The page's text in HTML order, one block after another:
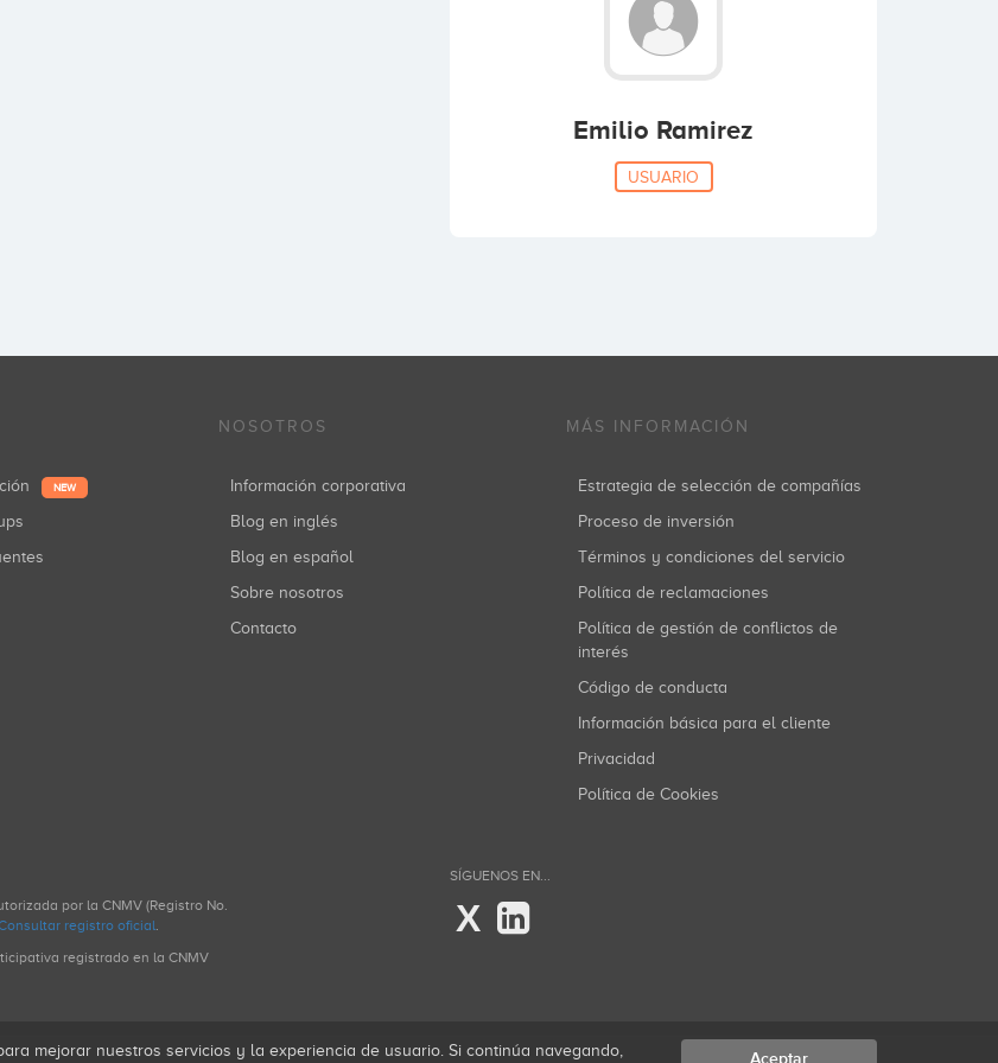
Emilio Ramirez
USUARIO
NEW
NOSOTROS
Información corporativa
Blog en inglés
Blog en español
Sobre nosotros
Contacto
MÁS INFORMACIÓN
Estrategia de selección de compañías
Proceso de inversión
Términos y condiciones del servicio
Política de reclamaciones
Política de gestión de conflictos de
interés
Código de conducta
Información básica para el cliente
Privacidad
Política de Cookies
por la CNMV (Registro No.
registro oficial.
registrado en la CNMV
SÍGUENOS EN...
X
mejorar nuestros servicios y la experiencia de usuario. Si continúa navegando, Aceptar